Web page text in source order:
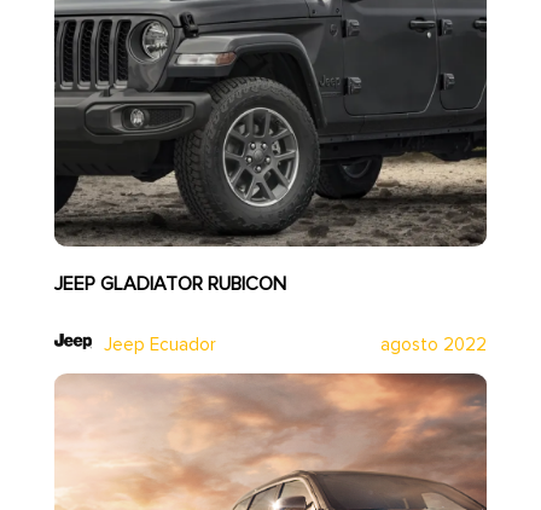
JEEP GLADIATOR RUBICON
Jeep Ecuador agosto 2022